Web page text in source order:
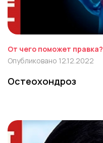
От чего поможет правка?
Опубликовано 12.12.2022
Остеохондроз